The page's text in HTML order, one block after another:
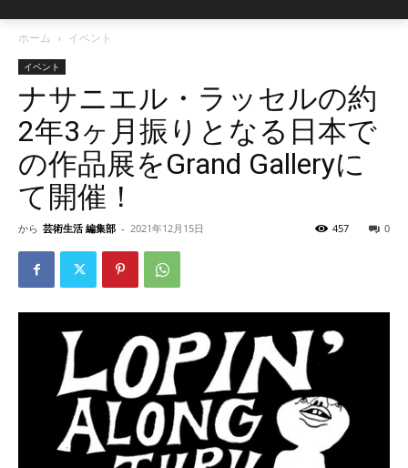
ホーム イベント
イベント
ナサニエル・ラッセルの約
2年3ヶ月振りとなる日本で
の作品展をGrand Galleryに
て開催！
から 芸術生活 編集部 - 2021年12月15日 0
457